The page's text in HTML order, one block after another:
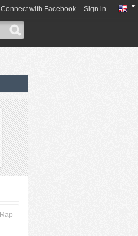
Connect with Facebook Sign in
Rap